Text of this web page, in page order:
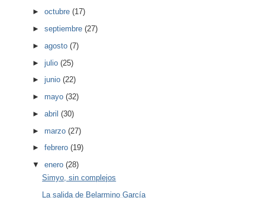
►octubre(17)
►septiembre(27)
►agosto(7)
►julio(25)
►junio(22)
►mayo(32)
►abril(30)
►marzo(27)
►febrero(19)
▼enero(28)
Simyo, sin complejos
La salida de Belarmino García